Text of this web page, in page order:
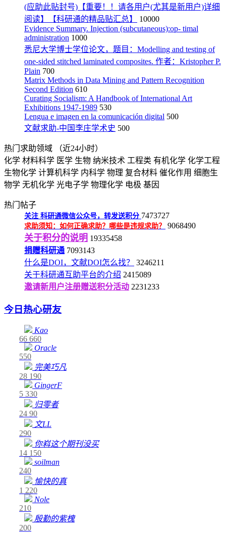
(应助此贴封号)【重要！！请各用户(尤其是新用户)详细
阅读】【科研通的精品贴汇总】
10000
Evidence Summary. Injection (subcutaneous):op- timal
administration 1000
悉尼大学博士学位论文，题目：Modelling and testing of
one-sided stitched laminated composites. 作者：Kristopher P.
Plain 700
Matrix Methods in Data Mining and Pattern Recognition
Second Edition 610
Curating Socialism: A Handbook of International Art
Exhibitions 1947-1989 530
Lengua e imagen en la comunicación digital 500
文献求助-中国李庄学术史 500
热门求助领域
（近24小时）
化学 材料科学 医学 生物 纳米技术 工程类 有机化学 化学工程
生物化学 计算机科学 内科学 物理 复合材料 催化作用 细胞生
物学 无机化学 光电子学 物理化学 电极 基因
热门帖子
关注 科研通微信公众号，转发送积分 7473727
求助须知：如何正确求助？哪些是违规求助？ 9068490
关于积分的说明 19335458
捐赠科研通 7093143
什么是DOI，文献DOI怎么找？
3246211
关于科研通互助平台的介绍 2415089
邀请新用户注册赠送积分活动 2231233
今日热心研友
Kao
66 660
Oracle
550
完美巧凡
28 190
GingerF
5 330
归零者
24 90
文LL
290
你嵙这个期刊没买
14 150
soilman
240
愉快的真
1 220
Nole
210
殷勤的紫槐
200